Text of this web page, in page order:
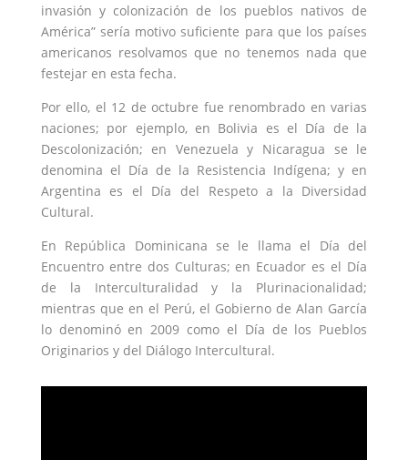
invasión y colonización de los pueblos nativos de
América” sería motivo suficiente para que los países
americanos resolvamos que no tenemos nada que
festejar en esta fecha.
Por ello, el 12 de octubre fue renombrado en varias
naciones; por ejemplo, en Bolivia es el Día de la
Descolonización; en Venezuela y Nicaragua se le
denomina el Día de la Resistencia Indígena; y en
Argentina es el Día del Respeto a la Diversidad
Cultural.
En República Dominicana se le llama el Día del
Encuentro entre dos Culturas; en Ecuador es el Día
de la Interculturalidad y la Plurinacionalidad;
mientras que en el Perú, el Gobierno de Alan García
lo denominó en 2009 como el Día de los Pueblos
Originarios y del Diálogo Intercultural.